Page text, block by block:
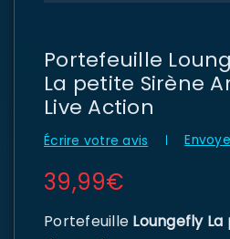
Portefeuille
La petite Sirène
Live Action
Écrire votre avis
39,99€
Portefeuille Loungefly